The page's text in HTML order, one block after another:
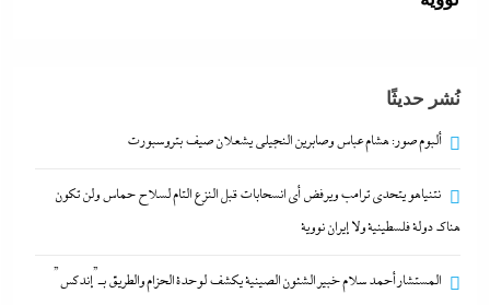
المستشار أحمد سلام خبير الشئون الصينية يكشف لوحدة
الحزام والطريق بـ”إندكس” تفاصيل تصعيد شراكة
نُشر حديثًا
ألبوم صور: هشام عباس وصابرين النجيلى يشعلان صيف بتروسبورت
نتنياهو يتحدي ترامب ويرفض أى انسحابات قبل النزع التام لسلاح حماس ولن تكون
هناك دولة فلسطينية ولا إيران نووية
المستشار أحمد سلام خبير الشئون الصينية يكشف لوحدة الحزام والطريق بـ”إندكس”